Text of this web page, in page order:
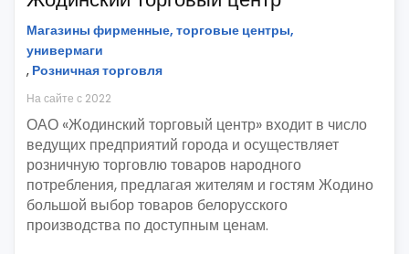
Магазины фирменные, торговые центры,
универмаги
, Розничная торговля
На сайте с 2022
ОАО «Жодинский торговый центр» входит в число
ведущих предприятий города и осуществляет
розничную торговлю товаров народного
потребления, предлагая жителям и гостям Жодино
большой выбор товаров белорусского
производства по доступным ценам.